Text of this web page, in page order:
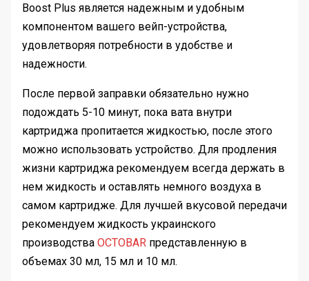
Boost Plus является надежным и удобным
компонентом вашего вейп-устройства,
удовлетворяя потребности в удобстве и
надежности.
После первой заправки обязательно нужно
подождать 5-10 минут, пока вата внутри
картриджа пропитается жидкостью, после этого
можно использовать устройство. Для продления
жизни картриджа рекомендуем всегда держать в
нем жидкость и оставлять немного воздуха в
самом картридже. Для лучшей вкусовой передачи
рекомендуем жидкость украинского
производства OCTOBAR представленную в
объемах 30 мл, 15 мл и 10 мл.